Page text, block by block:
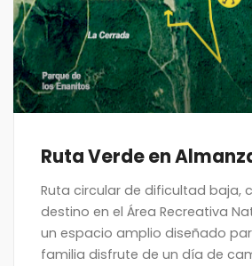
Ruta Verde en
Ruta circular de dificultad baja,
destino en el Área Recreativa
un espacio amplio diseñado
familia disfrute de un día de